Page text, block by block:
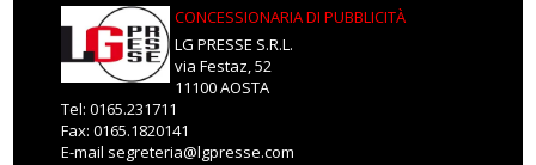
CONCESSIONARIA DI PUBBLICITÀ
LG PRESSE S.R.L.
via Festaz, 52
11100 AOSTA
Tel: 0165.231711
Fax: 0165.1820141
E-mail segreteria@lgpresse.com